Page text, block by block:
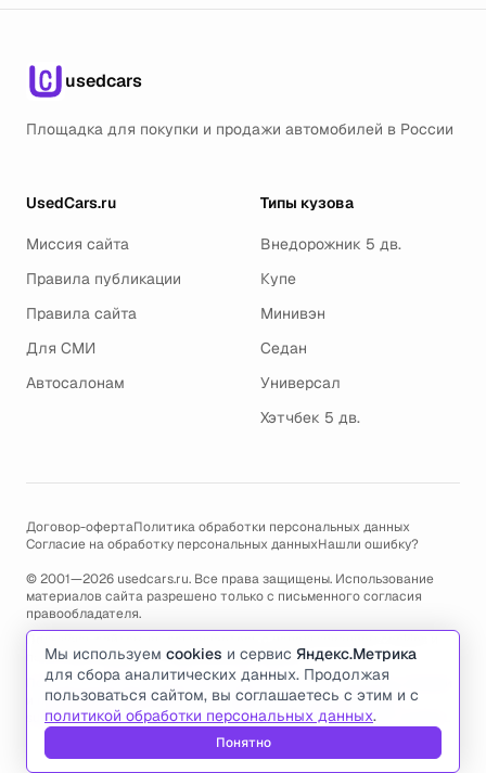
usedcars
Площадка для покупки и продажи автомобилей в России
UsedCars.ru
Миссия сайта
Правила публикации
Правила сайта
Для СМИ
Автосалонам
Типы кузова
Внедорожник 5 дв.
Купе
Минивэн
Седан
Универсал
Хэтчбек 5 дв.
Договор-офертаПолитика обработки персональных данных
Согласие на обработку персональных данныхНашли ошибку?
© 2001—2026 usedcars.ru. Все права защищены. Использование
материалов сайта разрешено только с письменного согласия
правообладателя.
Пользуясь сайтом, вы соглашаетесь с использованием cookies и
политикой обработки персональных данных.
По всем вопросам связанным с работой сайта, ошибками, глюками
и проблемами обращайтесь по адресу электронной почты
support@usedcars.ruили пишите в телеграм@usedcarsru_support
Мы используем cookies и сервис Яндекс.Метрика
для сбора аналитических данных. Продолжая
пользоваться сайтом, вы соглашаетесь с этим и с
политикой обработки персональных данных.
Понятно